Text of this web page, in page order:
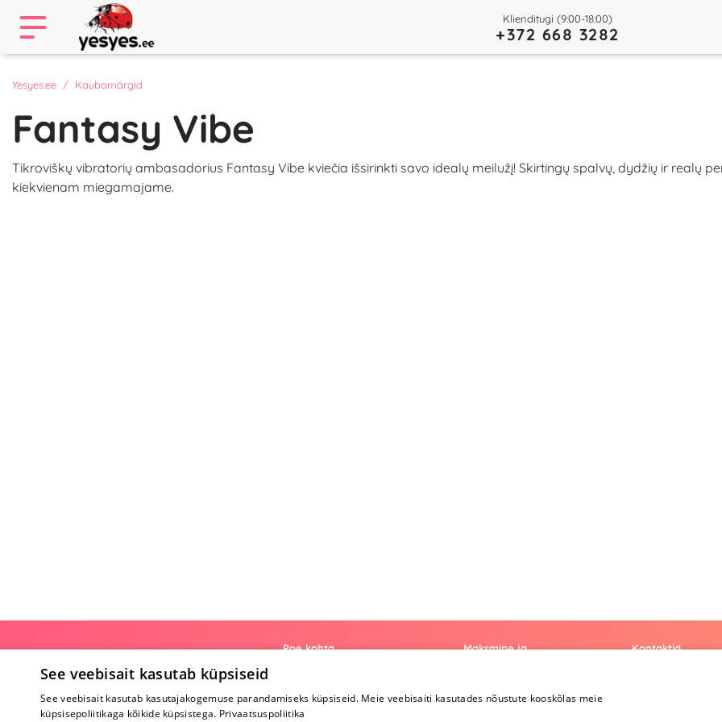
Klienditugi (9:00-18:00)
+372 668 3282
Yesyes.ee Kaubamärgid
Fantasy Vibe
Tikroviškų vibratorių ambasadorius Fantasy Vibe kviečia išsirinkti savo idealų meilužį! Skirtingų spalvų, dydžių ir realų
kiekvienam miegamajame.
Poe kohta
Koostöö
Tagasiside
Maksmine ja
Maksmine ja
Kontaktid
See veebisait kasutab küpsiseid
See veebisait kasutab kasutajakogemuse parandamiseks küpsiseid. Meie veebisaiti kasutades nõustute kooskõlas meie
küpsisepoliitikaga kõikide küpsistega. Privaatsuspoliitika